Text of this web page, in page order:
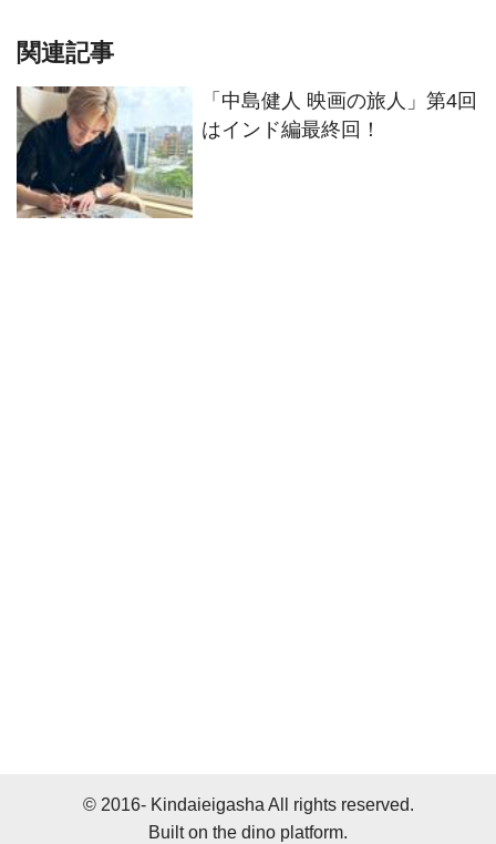
関連記事
「中島健人 映画の旅人」第4回
はインド編最終回！
© 2016- Kindaieigasha All rights reserved.
Built on the dino platform.